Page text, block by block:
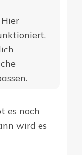
Hier
es noch
wird es